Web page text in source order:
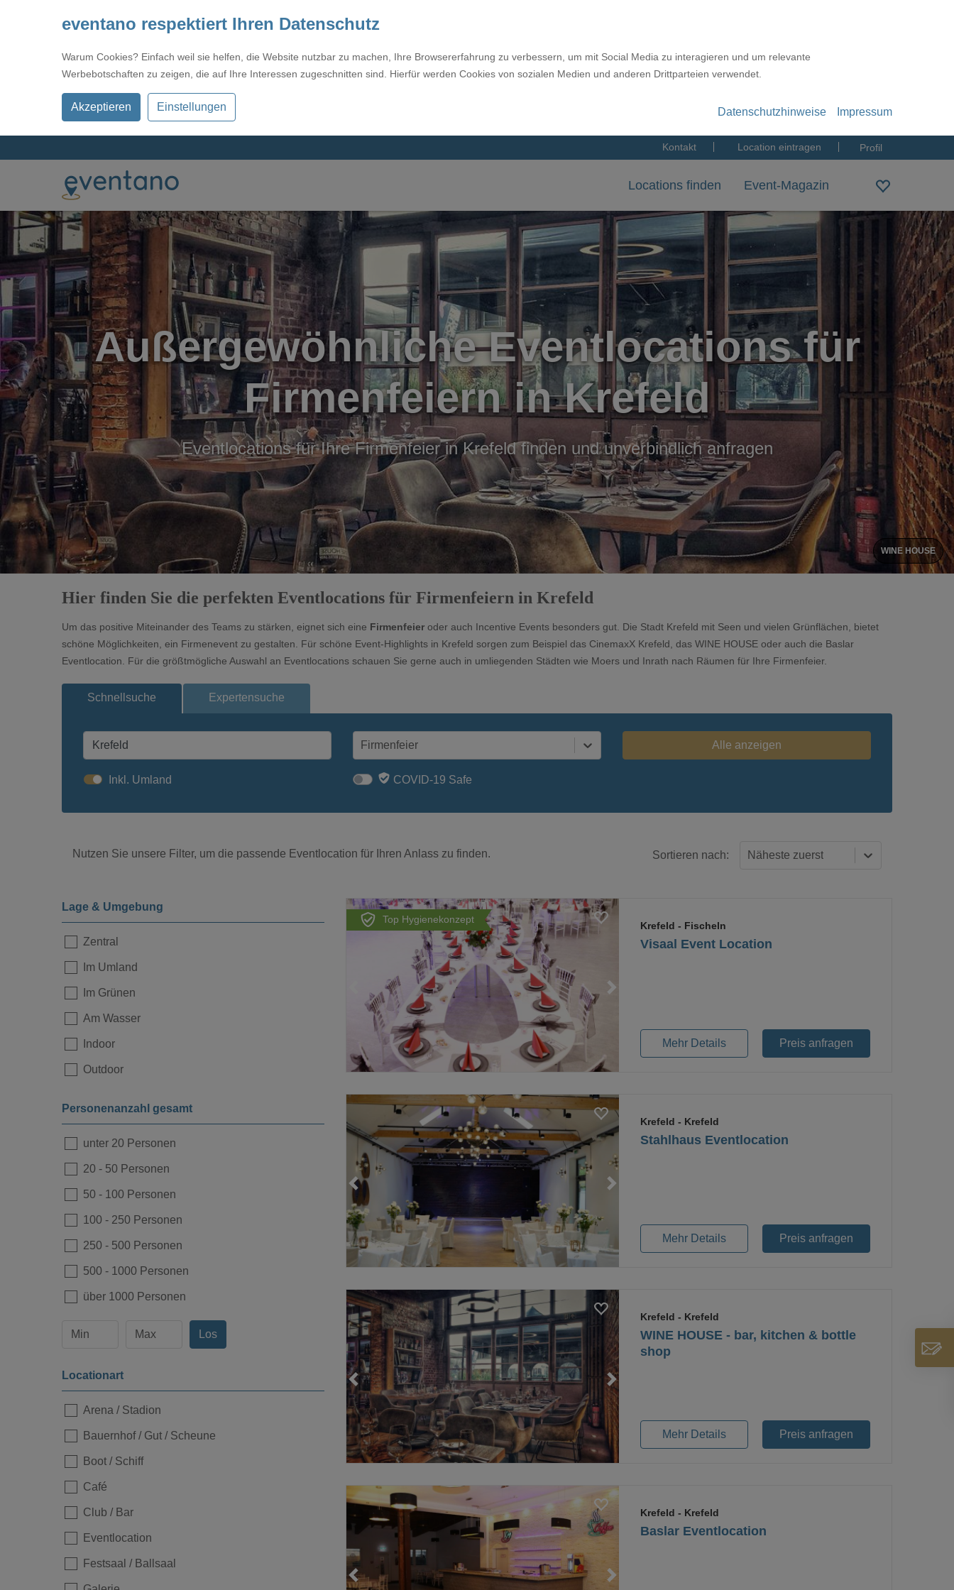
eventano respektiert Ihren Datenschutz
Warum Cookies? Einfach weil sie helfen, die Website nutzbar zu machen, Ihre Browsererfahrung zu verbessern, um mit Social Media zu interagieren und um relevante
Werbebotschaften zu zeigen, die auf Ihre Interessen zugeschnitten sind. Hierfür werden Cookies von sozialen Medien und anderen Drittparteien verwendet.
Akzeptieren Einstellungen Datenschutzhinweise Impressum
Kontakt Location eintragen Profil
Locations finden Event-Magazin
Außergewöhnliche Eventlocations für
Firmenfeiern in Krefeld
Eventlocations für Ihre Firmenfeier in Krefeld finden und unverbindlich anfragen
WINE HOUSE
Hier finden Sie die perfekten Eventlocations für Firmenfeiern in Krefeld
Um das positive Miteinander des Teams zu stärken, eignet sich eine Firmenfeier oder auch Incentive Events besonders gut. Die Stadt Krefeld mit Seen und vielen Grünflächen, bietet
schöne Möglichkeiten, ein Firmenevent zu gestalten. Für schöne Event-Highlights in Krefeld sorgen zum Beispiel das CinemaxX Krefeld, das WINE HOUSE oder auch die Baslar
Eventlocation. Für die größtmögliche Auswahl an Eventlocations schauen Sie gerne auch in umliegenden Städten wie Moers und Inrath nach Räumen für Ihre Firmenfeier.
Schnellsuche Expertensuche
Firmenfeier Alle anzeigen
Inkl. Umland COVID-19 Safe
Nutzen Sie unsere Filter, um die passende Eventlocation für Ihren Anlass zu finden. Sortieren nach: Näheste zuerst
Lage & Umgebung
Zentral
Im Umland
Im Grünen
Am Wasser
Indoor
Outdoor
Personenanzahl gesamt
unter 20 Personen
20 - 50 Personen
50 - 100 Personen
100 - 250 Personen
250 - 500 Personen
500 - 1000 Personen
über 1000 Personen
Los
Locationart
Arena / Stadion
Bauernhof / Gut / Scheune
Boot / Schiff
Café
Club / Bar
Eventlocation
Festsaal / Ballsaal
Top Hygienekonzept
Visaal Event Location
Krefeld - Fischeln
Mehr Details Preis anfragen
Stahlhaus Eventlocation
Krefeld - Krefeld
Mehr Details Preis anfragen
Loading...
WINE HOUSE - bar, kitchen & bottle
shop
Krefeld - Krefeld
Mehr Details Preis anfragen
Loading...
Baslar Eventlocation
Krefeld - Krefeld